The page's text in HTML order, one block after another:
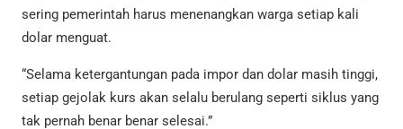
sering pemerintah harus menenangkan warga setiap kali
dolar menguat.
“Selama ketergantungan pada impor dan dolar masih tinggi,
setiap gejolak kurs akan selalu berulang seperti siklus yang
tak pernah benar benar selesai.”